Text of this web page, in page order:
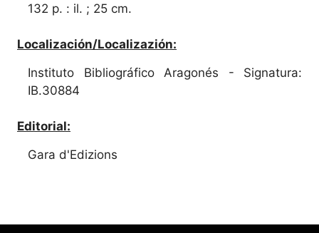
132 p. : il. ; 25 cm.
Localización/Localizazión:
Instituto Bibliográfico Aragonés - Signatura:
IB.30884
Editorial:
Gara d'Edizions